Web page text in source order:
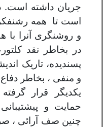
جریان داشته
است تا همه
و روشنگری آنرا با
در بخاطر نقد
پسندیده، تاریک
و منفی ، بخاطر
یکدیگر قرار
حمایت و
چنین صف آرائی ،